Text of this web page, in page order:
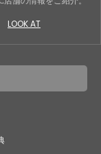
LOOK AT